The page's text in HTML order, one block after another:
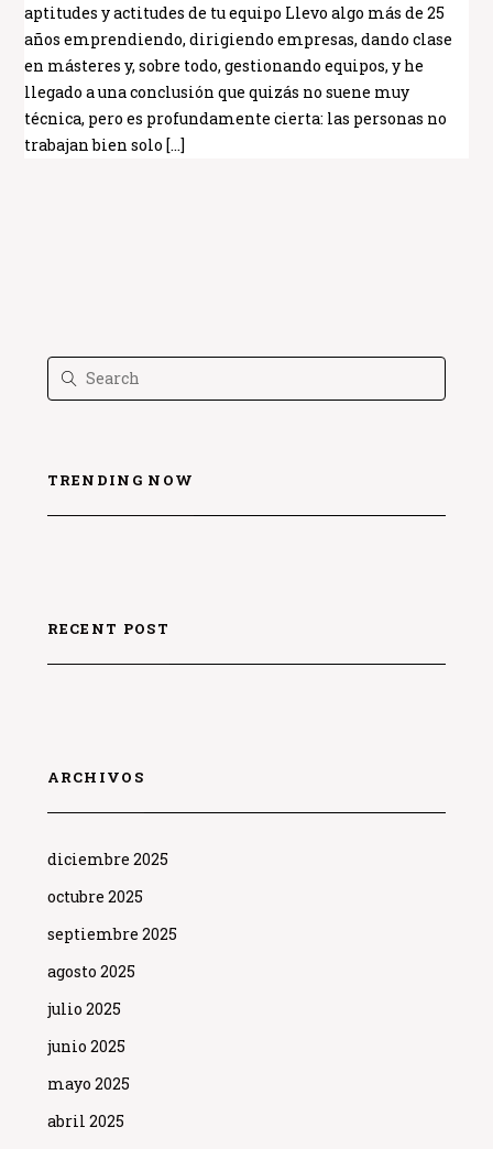
aptitudes y actitudes de tu equipo Llevo algo más de 25
años emprendiendo, dirigiendo empresas, dando clase
en másteres y, sobre todo, gestionando equipos, y he
llegado a una conclusión que quizás no suene muy
técnica, pero es profundamente cierta: las personas no
trabajan bien solo […]
TRENDING NOW
RECENT POST
ARCHIVOS
diciembre 2025
octubre 2025
septiembre 2025
agosto 2025
julio 2025
junio 2025
mayo 2025
abril 2025